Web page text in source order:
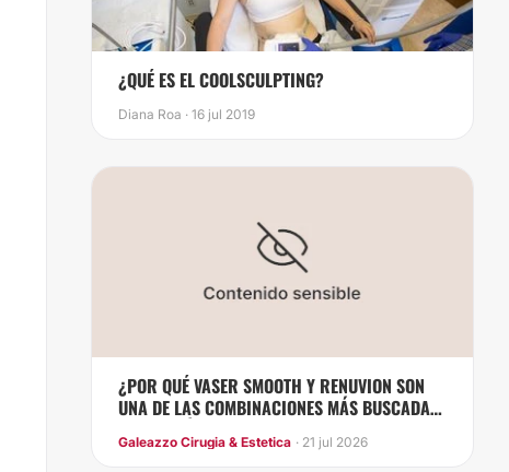
¿QUÉ ES EL COOLSCULPTING?
Diana Roa · 16 jul 2019
¿POR QUÉ VASER SMOOTH Y RENUVION SON
UNA DE LAS COMBINACIONES MÁS BUSCADAS
Galeazzo Cirugia & Estetica · 21 jul 2026